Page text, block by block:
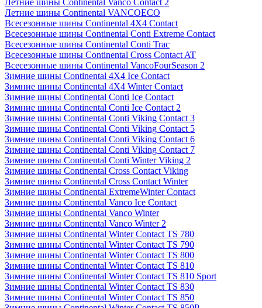
Летние шины Continental Vanco Contact 2
Летние шины Continental VANCOECO
Всесезонные шины Continental 4X4 Contact
Всесезонные шины Continental Conti Extreme Contact
Всесезонные шины Continental Conti Trac
Всесезонные шины Continental Cross Contact AT
Всесезонные шины Continental VancoFourSeason 2
Зимние шины Continental 4X4 Ice Contact
Зимние шины Continental 4X4 Winter Contact
Зимние шины Continental Conti Ice Contact
Зимние шины Continental Conti Ice Contact 2
Зимние шины Continental Conti Viking Contact 3
Зимние шины Continental Conti Viking Contact 5
Зимние шины Continental Conti Viking Contact 6
Зимние шины Continental Conti Viking Contact 7
Зимние шины Continental Conti Winter Viking 2
Зимние шины Continental Cross Contact Viking
Зимние шины Continental Cross Contact Winter
Зимние шины Continental ExtremeWinter Contact
Зимние шины Continental Vanco Ice Contact
Зимние шины Continental Vanco Winter
Зимние шины Continental Vanco Winter 2
Зимние шины Continental Winter Contact TS 780
Зимние шины Continental Winter Contact TS 790
Зимние шины Continental Winter Contact TS 800
Зимние шины Continental Winter Contact TS 810
Зимние шины Continental Winter Contact TS 810 Sport
Зимние шины Continental Winter Contact TS 830
Зимние шины Continental Winter Contact TS 850